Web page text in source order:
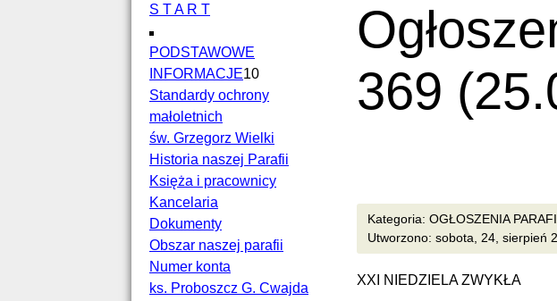
S T A R T
PODSTAWOWE
INFORMACJE10
Standardy ochrony
małoletnich
św. Grzegorz Wielki
Historia naszej Parafii
Księża i pracownicy
Kancelaria
Dokumenty
Obszar naszej parafii
Numer konta
ks. Proboszcz G. Cwajda
369
Kategoria: OGŁOSZENIA
Utworzono: sobota, 24, sierpień
XXI NIEDZIELA ZWYKŁA